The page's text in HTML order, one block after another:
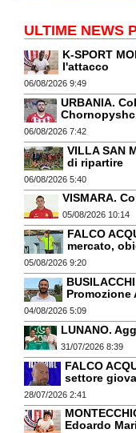
ULTIME NEWS
K-SPORT
l'attacco
06/08/2026 9:49
URBANIA.
06/08/2026 7:42
VILLA SAN
di ripartire
06/08/2026 5:40
VISMARA.
05/08/2026 10:14
FALCO
mercato,
05/08/2026 9:20
Promozione
04/08/2026 5:09
LUNANO.
31/07/2026 8:39
FALCO
settore
28/07/2026 2:41
Edoardo